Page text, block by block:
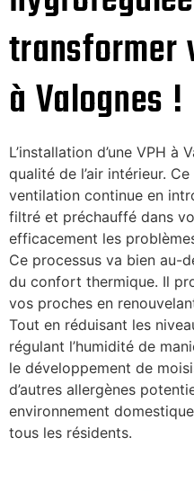
transformer
à Valognes !
L’installation d’une VPH à
qualité de l’air intérieur.
ventilation continue en
filtré et préchauffé dans
efficacement les
Ce processus va bien au-
du confort thermique. Il
vos proches en
Tout en réduisant les
régulant l’humidité de
le développement de
d’autres allergènes
environnement
tous les résidents.